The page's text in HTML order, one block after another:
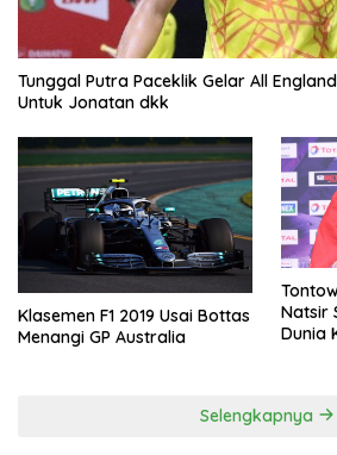
Tunggal Putra Paceklik Gelar All
Untuk Jonatan dkk
Klasemen F1 2019 Usai Bottas
Menangi GP Australia
Natsir
Dunia
Selengkapnya